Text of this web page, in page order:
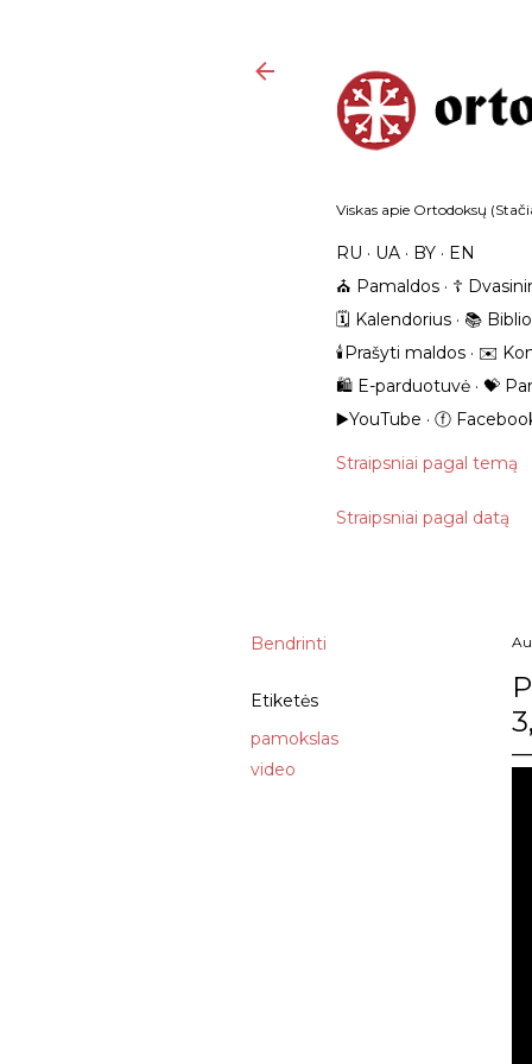
Viskas apie Ortodoksų
RU UA BY
EN
⛪️ Pamaldos
☦️
🗓️ Kalendorius
📚
🕯️Prašyti maldos
✉️
🛍️ E-parduotuvė
💝
▶️YouTube
ⓕ
Straipsniai pagal temą
Straipsniai pagal datą
Bendrinti
Etiketės
pamokslas
video